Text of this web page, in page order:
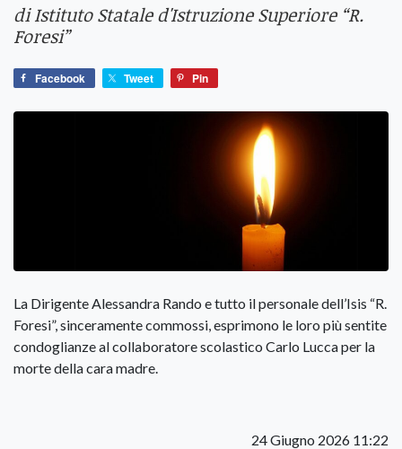
di Istituto Statale d'Istruzione Superiore “R.
Foresi”
Facebook Tweet Pin
La Dirigente Alessandra Rando e tutto il personale dell’Isis “R.
Foresi”, sinceramente commossi, esprimono le loro più sentite
condoglianze al collaboratore scolastico Carlo Lucca per la
morte della cara madre.
24 Giugno 2026 11:22